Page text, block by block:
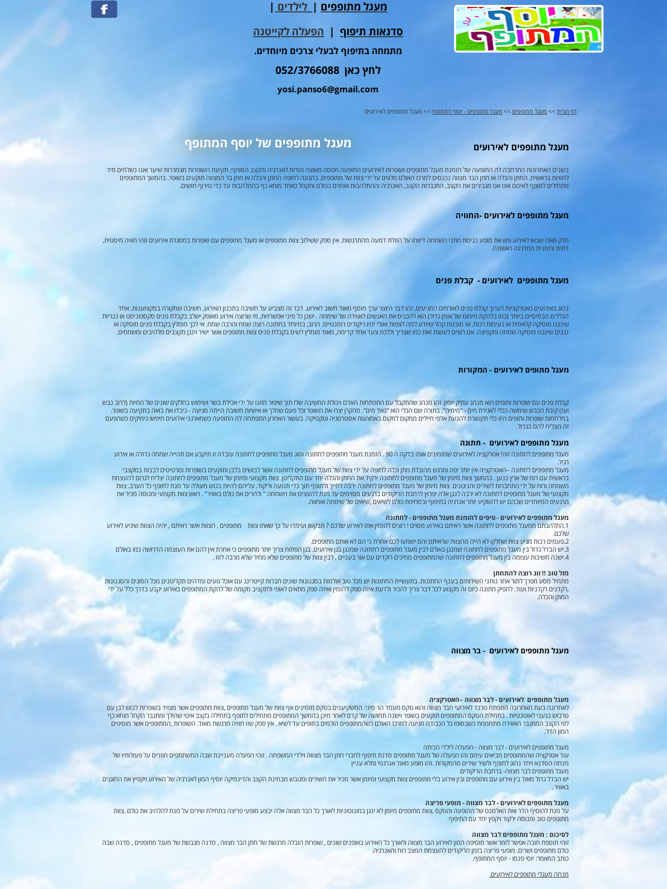
מעגל מתופפים | לילדים |
סדנאות תיפוף| הפעלה לקייטנה
מתמחה בתיפוף לבעלי צרכים מיוחדים.
לחץ כאן 052/3766088
yosi.panso6@gmail.com
דף הבית >> מעגל מתופפים >> מעגל מתופפים - יוסף המתופף >> מעגל מתופפים לאירועים
מעגל מתופפים לאירועים
בשנים האחרונות התרחבה לה התופעה של הזמנת מעגל מתופפים ושופרות לאירועים התופעה תפסה תאוצה הודות לאנרגיה והקצב הסוחף; תקיעת השופרות מצמררות שיער ואנו נשלחים מיד
לחוויות בראשית. החתן והכלה או חתן הבר מצווה נכנסים למרכז האולם מלווים על ידי צוות של מתופפים. בהגעה לחופה החתן והכלה או חתן בר המצווה תוקעים בשופר. בהמשך המתופפים
מתחילים לתופף לאיטם ואט אט מגבירים את הקצב, התגברות הקצב, האנרגיה וההתלהבות אוחזים בכולם והקהל כאחד מוחא כף בהתלהבות עד כדי טירוף חושים.
מעגל מתופפים לאירועים -החוויה
חלק מאלו שבאו לאירוע וחוו את מופע כניסת חתני השמחה דיווחו על הוזלת דמעה מהתרגשות. אין ספק ששילוב צוות מתופפים או מעגל מתופפים עם שופרות במסגרת אירועים זוהי חוויה מיסטית,
דתית ורוחנית ממדרגה ראשונה.
מעגל מתופפים לאירועים - קבלת פנים
נהוג באירועים כאטרקציות לערוך קבלת פנים לאורחים המגיעים. זהו דבר היוצר ערך מוסף מאוד חשוב לאירוע. דבר זה מצביע על חשיבה בתכנון האירוע, חשיבה שמקורה במקצוענות. אחד
הכללים הבסיסיים ביותר (כמו בלהקת חימום של אומן גדול) הוא להכניס את האנשים לאווירה של שימחה . ישנן כל מיני אפשרויות, מי שרוצה אירוע מאופק ישלב בקבלת פנים סקספוניסט או כנריות
שינגנו מוסיקה קלאסית או נעימות רכות. אז מובטח קהל שיודע למה לצפות ואולי יהיו ריקודים רומנטיים. הרוב, במיוחד בחתונה רוצה שמח והרבה שמח. אי לכך מומלץ בקבלת פנים מוסיקה או
נגנים שינגנו מוסיקה שמחה ומקפיצה. אם רוצים לעשות זאת כמו שצריך וללכת צעד אחד קדימה, מאוד מומלץ לשים בקבלת פנים צוות מתופפים אשר ישיר וינגן מקצבים מלהיבים ומשמחים.
מעגל מתופים לאירועים - המקורות
קבלת פנים עם שופרות ותופים הוא מנהג עתיק יומין. זהו מנהג שהתקבל עם התפתחות האדם ויכולת החשיבה שלו תוך שיפור מזונו על ידי אכילת בשר ושימוש בחלקים שונים של החיות (לרוב כבש
ועז) קיבת הכבש שימשה ככלי לאגירת מים - "מימיה", בתורה שם הכלי הוא "נאד מים". מהקרן יצרו את השופר וכל פעם שמלך או אישיות חשובה הייתה מגיעה - כיבדו את בואה בתקיעה בשופר.
במלחמות שופרות ותופים היוו כלי תקשורת להנעת אלפי חיילים ממקום למקום באמצעות אסטרטגיה וטקטיקה. בעשור האחרון התפתחה לה התופעה כשמארגני אירועים חיפשו גימיקים כשהפעם
זה הצליח להם בגדול.
מעגל מתופפים לאירועים - חתונה
מעגל מתופפים לחתונה זוהי אטרקציה לאירועים שמזמינים אותו בדקה ה 90 . הזמנת מעגל מתופפים לחתונה וסוג מעגל מתופפים לחתונה עובדה זו תיקבע אם תהייה שמחה גדולה או אירוע
רגיל.
מעגל מתופפים לחתונה –האטרקציה אין יותר יפה ומרגש מהובלת חתן וכלה לחופה על ידי צוות של מעגל מתופפים לחתונה אשר לבושים בלבן ותוקעים בשופרות ומרטיטים לבבות במקצבי
בראשית עם רוח של ארץ כנען . בהמשך צוות מיומן של מעגל מתופפים לחתונה ירקיד את החתן והכלה יחד עם התקליטן. צוות מקצועי ומיומן של מעגל מתופפים לחתונה יצליח לגרום להעצמת
השמחה ורוח על ידי התחברות לשירים והניגונים. צוות מיומן של מעגל מתופפים לחתונה ירבה לחייך ולתופף תוך כדי תנועה וריקוד. עליהם להיות בכוש מעולה על מנת לתופף כל הערב. צוות
מקצועי של מעגל מתופפים לחתונה לא ירבה לנגן אלה יפרוץ לרחבת הריקודים ברגעים מסוימים על מנת להעצים את השמחה " ולהרים את כולם באוויר" . ראש צוות מקצועי ומנוסה מכיר את
הרגעים המיוחדים שבהם יש להשקיע יותר אנרגיה בתיפוף ובסחיפת כולם לשיאים ,שיאים של שימחה ואחווה.
מעגל מתופפים לאירועים - טיפים להזמנת מעגל מתופפים - לחתונה
1.התלהבתם ממעגל מתופפים לחתונה אשר ראיתם באירוע מסוים ! רוצים להזמין אתו לאירוע שלכם ? תבקשו ועימדו על כך שאתו צוות מתופפים , הצוות אשר ראיתם , יהיה הצוות שיגיע לאירוע
שלכם.
2.פעמים רבות מגיע צוות שחלקו לא הייה מהצוות שראיתם והם ישמעו לכם אחרת כי הם לא אותם מתופפים.
3.יש הבדל גדול בין מעגל מתופפים לחתונה שמנגן באולם לבין מעגל מתופפים לחתונה שמנגן בגן אירועים. בגן הפתוח צריך יותר מתופפים כי אחרת אין להם את העוצמה הדרושה כמו באולם
4.ישנה חשיבות עצומה בין מעגל מתופפים לחתונה שהמתופפים מחיכים רוקדים עם אור בעניים , לבין צוות של מתופפים שלא מחיר שלא מרבה לזוז .
מזל טוב !! זוג רוצה להתחתן
מתחיל מסע מפרך לתור אחר נותני השירותים בענף החתונות. בתעשיית החתונות יש מכל טוב אולמות בסגנונות שונים חברות קייטרינג עם אוכל טעים ומדהים תקליטנים מכל הסוגים והסגנונות
,רקדנים רקדניות ועוד. להפיק חתונה כיום זה מקצוע לכל דבר צריך להכיר ולדעת איזה ספק להזמין ואיזה ספק מתאים לאופי ולתקציב מקומה של להקת המתופפים באירוע יקבע בדרך כלל על ידי
החתן והכלה.
מעגל מתופפים לאירועים - בר מצווה
מעגל מתופפים לאירועים - לבר מצווה –האטרקציה
לאחרונה בעת האחרונה התפתח טרנד לאירועי הבר מצווה והוא טקס מעמד הר סיני. המשקיענים בטקס מזמינים אף צוות של מעגל מתופפים ,צוות מתופפים אשר מצויד בשופרות לבוש לבן עם
טרבוש כנעני לאוטנטיות . בתחילת הטקס המתופפים תוקעים בשופר וישנה תחושה של קדם לאחר מיכן בהמשך המתופפים מתחילים לתופף בתחילה בקצב איטי שהולך ומתגבר הקהל מוחא כף
לפי הקצב המתגבר האווירה מתחממת כשבסופו כל הכבודה מגיעה למרכז האולם כשהמתופפים הולמים בתופים עד לשיא . אין ספק שזו חוויה מרגשת מאוד. השופרות ,המתופפים אשר מוסיפים
המון הדר.
מעגל מתופפים לאירועים - לבר מצווה - הפעלה לילדי הכיתה
עוד אטרקציה שהמתופפים מביאים עימם זהו הפעלה של מעגל מתופפים סדנת תיפוף לחברי חתן הבר מצווה וילדי המשפחה . זוהי הפעלה מעניינת שבה המשתתפים חוזרים על פעולותיו של
מנחה הסדנא ויחד נהוג לתופף ולשיר שירים מהמקורות .זהו מופע מאוד אנרגטי ומלא עניין
מעגל מתופפים לבר מצווה- ברחבת הריקודים
יש הבדל גדול מאוד בין אירוע עם מתופפים ובין אירוע בלי מתופפים צוות מקצועי ומיומן אשר מכיר את השירים ומגובש מבחינת הקצב והדינמיקה יוסיף המון לאנרגיה של האירוע ויקפיץ את החוגגים
באוויר .
מעגל מתופפים לאירועים - לבר מצווה - מופעי פריצה
על מנת להוסיף הדר ואת האלמנט של ההופעה והטקס ,צוות מתופפים מיומן לא ינגן במונוטוניות לאורך כל הבר מצווה אלה יבצע מופעי פריצה בתחילת שירים על מנת להלהיב את כולם .צוות
מתופפים טוב ומנוסה ירקוד ויקפץ יחד עם התיפוף.
לסיכום : מעגל מתופפים לבר מצווה
זוהי תוספת חובה אפשר לומר אשר מוסיפה המון לאירוע הבר מצווה ולאורך כל האירוע באופנים שונים , שופרות הובלה מרגשת של חתן הבר מצווה , סדנה מגבשת של מעגל מתופפים , סדנה שבה
כולם מתופפים ושרים. מופעי פריצה בזמן הריקודים להעצמת המצב רוח והאנרגיה.
כותב המאמר: יוסי פנסו - יוסף המתופף.
מנחה מעגלי מתופפים לאירועים.
מעגל מתופפים של יוסף המתופף